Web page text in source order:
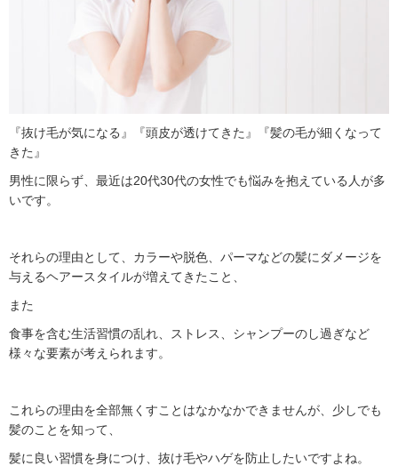
『抜け毛が気になる』『頭皮が透けてきた』『髪の毛が細くなって
きた』
男性に限らず、最近は20代30代の女性でも悩みを抱えている人が多
いです。
それらの理由として、カラーや脱色、パーマなどの髪にダメージを
与えるヘアースタイルが増えてきたこと、
また
食事を含む生活習慣の乱れ、ストレス、シャンプーのし過ぎなど
様々な要素が考えられます。
これらの理由を全部無くすことはなかなかできませんが、少しでも
髪のことを知って、
髪に良い習慣を身につけ、抜け毛やハゲを防止したいですよね。